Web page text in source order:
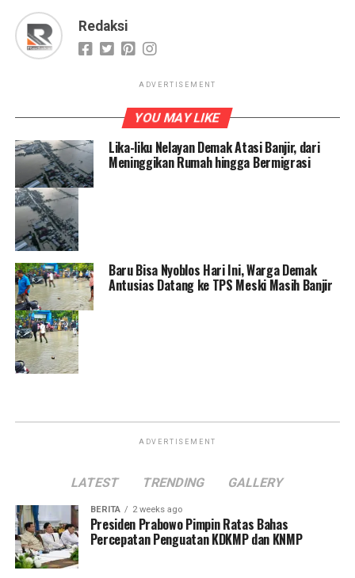
Redaksi
ADVERTISEMENT
YOU MAY LIKE
Lika-liku Nelayan Demak Atasi Banjir, dari
Meninggikan Rumah hingga Bermigrasi
Baru Bisa Nyoblos Hari Ini, Warga Demak
Antusias Datang ke TPS Meski Masih Banjir
ADVERTISEMENT
LATEST TRENDING GALLERY
BERITA 2 weeks ago
Presiden Prabowo Pimpin Ratas Bahas
Percepatan Penguatan KDKMP dan KNMP